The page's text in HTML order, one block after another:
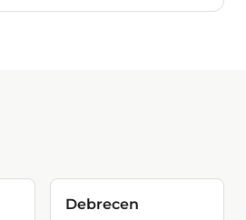
Debrecen